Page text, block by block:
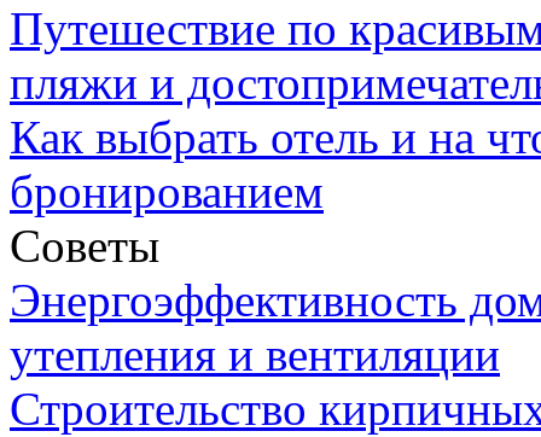
Путешествие по
пляжи и
Как выбрать отель и на
бронированием
Советы
Энергоэффективность
утепления и вентиляции
Строительство